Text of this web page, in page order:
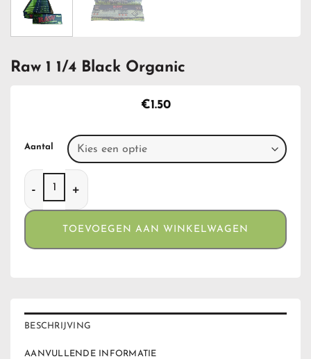
Raw 1 1/4 Black Organic
€1.50
Aantal
Raw 1 1/4 Black Organic aantal
TOEVOEGEN AAN WINKELWAGEN
BESCHRIJVING
AANVULLENDE INFORMATIE